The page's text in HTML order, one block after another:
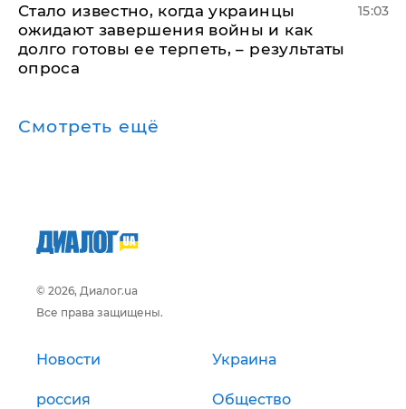
Стало известно, когда украинцы
ожидают завершения войны и как
долго готовы ее терпеть, – результаты
опроса
15:03
Смотреть ещё
© 2026, Диалог.ua
Все права защищены.
Новости Украина
россия Общество